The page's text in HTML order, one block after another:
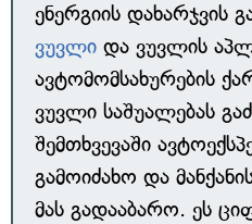
ენერგიის დახარჯვის
ვუვლი და ვუვლის
ავტომომსახურების
ვუვლი საშუალებას
შემთხვევაში
გამოიძახო და
მას გადააბარო. ეს